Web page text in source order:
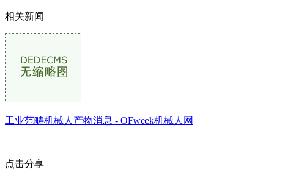
相关新闻
工业范畴机械人产物消息 - OFweek机械人网
点击分享